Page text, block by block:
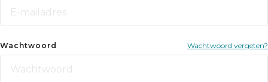
Wachtwoord Wachtwoord vergeten?